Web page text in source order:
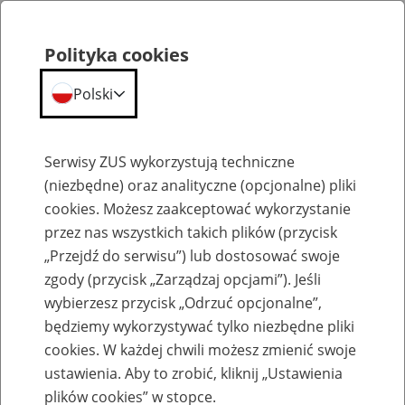
Szkolenia
Zaproś ZUS do siebie: Aktywni 50+
Polityka cookies
Polski
Serwisy ZUS wykorzystują techniczne
(niezbędne) oraz analityczne (opcjonalne) pliki
cookies. Możesz zaakceptować wykorzystanie
przez nas wszystkich takich plików (przycisk
„Przejdź do serwisu”) lub dostosować swoje
zgody (przycisk „Zarządzaj opcjami”). Jeśli
wybierzesz przycisk „Odrzuć opcjonalne”,
będziemy wykorzystywać tylko niezbędne pliki
cookies. W każdej chwili możesz zmienić swoje
ustawienia. Aby to zrobić, kliknij „Ustawienia
plików cookies” w stopce.